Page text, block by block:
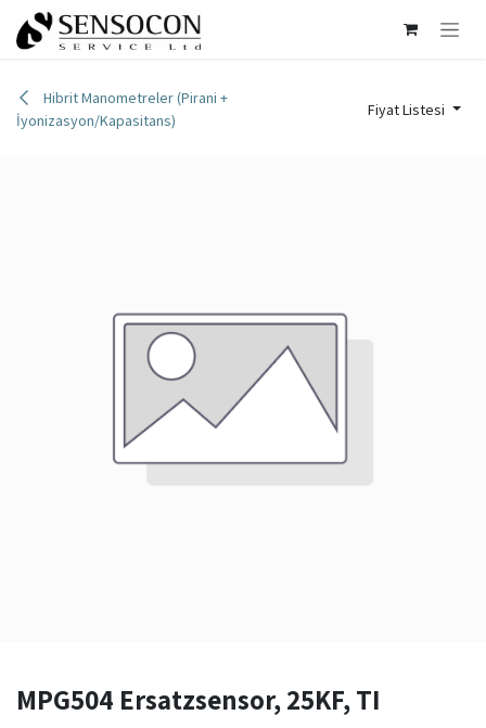
İçereği Atla
Hibrit Manometreler (Pirani +
İyonizasyon/Kapasitans)
Fiyat Listesi
MPG504 Ersatzsensor, 25KF, TI